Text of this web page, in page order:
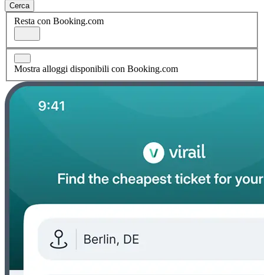
Cerca
Resta con Booking.com
Mostra alloggi disponibili con Booking.com